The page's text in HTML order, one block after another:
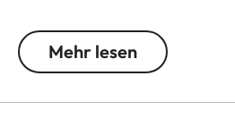
M-Gehäuse und drei
Objektive und Handgriff M
Mehr lesen